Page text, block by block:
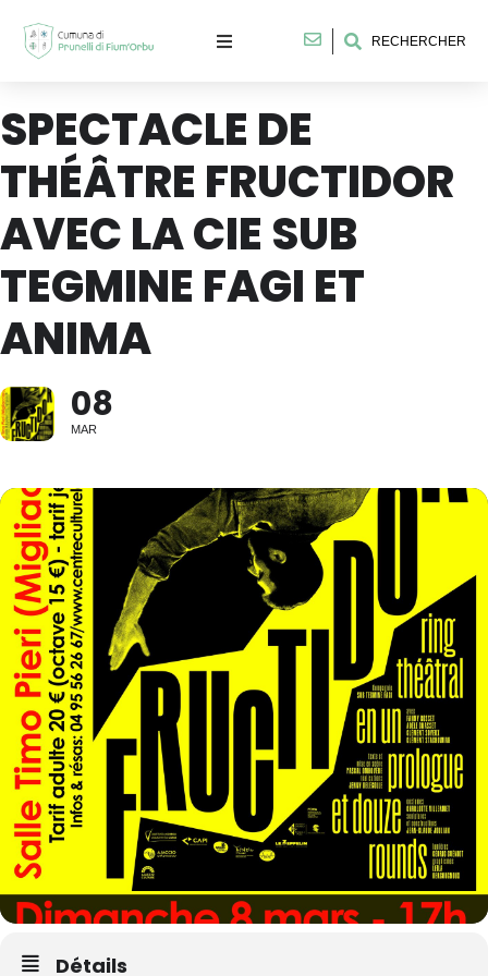
RECHERCHER
SPECTACLE DE
THÉÂTRE FRUCTIDOR
AVEC LA CIE SUB
TEGMINE FAGI ET
ANIMA
08
MAR
Détails